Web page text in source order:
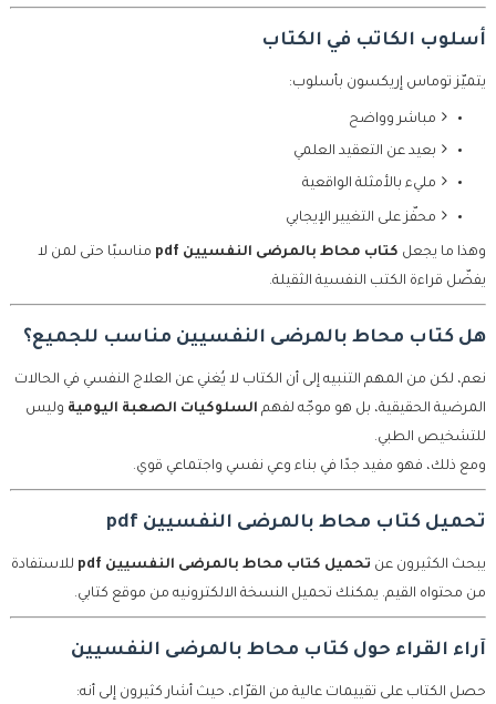
أسلوب الكاتب في الكتاب
يتميّز توماس إريكسون بأسلوب:
مباشر وواضح
بعيد عن التعقيد العلمي
مليء بالأمثلة الواقعية
محفّز على التغيير الإيجابي
وهذا ما يجعل كتاب محاط بالمرضى النفسيين pdf
مناسبًا حتى لمن لا
يفضّل قراءة الكتب النفسية الثقيلة.
هل كتاب محاط بالمرضى النفسيين مناسب للجميع؟
نعم، لكن من المهم التنبيه إلى أن الكتاب لا يُغني عن العلاج النفسي في الحالات
المرضية الحقيقية، بل هو موجّه لفهم السلوكيات الصعبة اليومية وليس
للتشخيص الطبي.
ومع ذلك، فهو مفيد جدًا في بناء وعي نفسي واجتماعي قوي.
تحميل كتاب محاط بالمرضى النفسيين pdf
يبحث الكثيرون عن تحميل كتاب محاط بالمرضى النفسيين pdf
للاستفادة
من محتواه القيم. يمكنك تحميل النسخة الالكترونيه من موقع كتابي.
آراء القراء حول كتاب محاط بالمرضى النفسيين
حصل الكتاب على تقييمات عالية من القرّاء، حيث أشار كثيرون إلى أنه: